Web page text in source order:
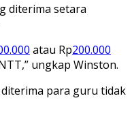
diterima setara
atau Rp200.000
ungkap Winston.
para guru tidak